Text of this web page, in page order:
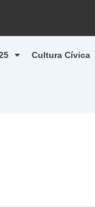
Cultura Cívica